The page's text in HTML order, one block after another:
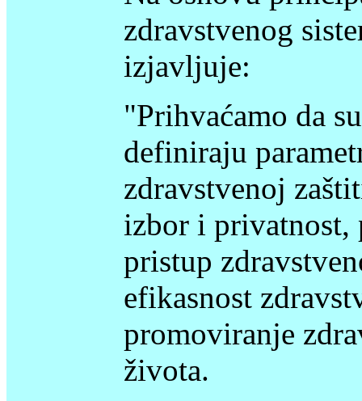
zdravstvenog
izjavljuje:
"Prihvaćamo da
definiraju
zdravstvenoj
izbor i privatnost,
pristup
efikasnost
promoviranje
života.